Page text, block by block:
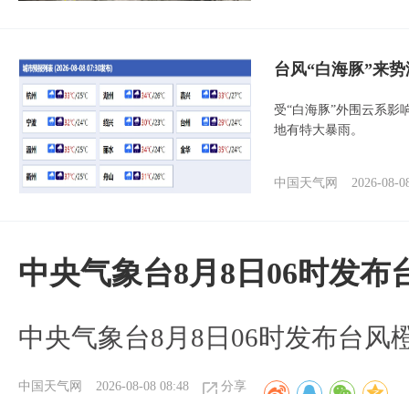
台风“白海豚”来
受“白海豚”外围云系影
地有特大暴雨。
中国天气网 2026-08-
中央气象台8月8日06时发布
中央气象台8月8日06时发布台风
中国天气网 2026-08-08 08:48 分享